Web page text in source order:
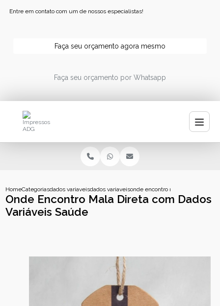
Entre em contato com um de nossos especialistas!
Faça seu orçamento agora mesmo
Faça seu orçamento por Whatsapp
HomeCategoriasdados variaveisdados variaveis impressaoonde encontro mala direta com
Onde Encontro Mala Direta com Dados
Variáveis Saúde